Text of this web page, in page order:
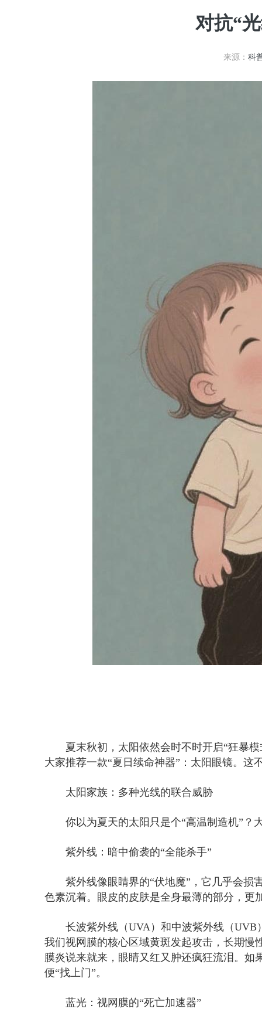
对抗“
来源： 科
夏末秋初，太阳依然会时不时开启“狂暴
大家推荐一款“夏日续命神器”：太阳眼镜。这
太阳家族：多种光线的联合威胁
你以为夏天的太阳只是个“高温制造机”？
紫外线：暗中偷袭的“全能杀手”
紫外线像眼睛界的“伏地魔”，它几乎会损
色素沉着。眼皮的皮肤是全身最薄的部分，更
长波紫外线（UVA）和中波紫外线（
我们视网膜的核心区域黄斑发起攻击，长期慢
膜炎说来就来，眼睛又红又肿还疯狂流泪。
便“找上门”。
蓝光：视网膜的“死亡加速器”